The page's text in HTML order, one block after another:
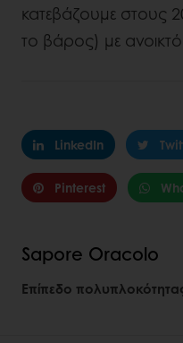
κατεβάζουμε στους
το βάρος) με ανοικτό
LinkedIn
Pinterest
Sapore Oracolo
Επίπεδο